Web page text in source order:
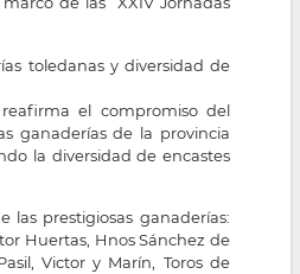
toledanas y diversidad de
el compromiso del
ganaderías de la provincia
la diversidad de encastes
las prestigiosas ganaderías:
Huertas, Hnos Sánchez de
Victor y Marín, Toros de